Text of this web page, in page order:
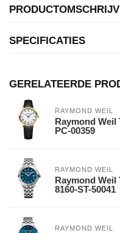
SPECIFICATIES
GERELATEERDE
RAYMOND WEIL
Raymond Weil
PC-00359
RAYMOND WEIL
Raymond Weil
8160-ST-50041
RAYMOND WEIL